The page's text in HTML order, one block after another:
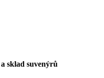
sklad suvenýrů